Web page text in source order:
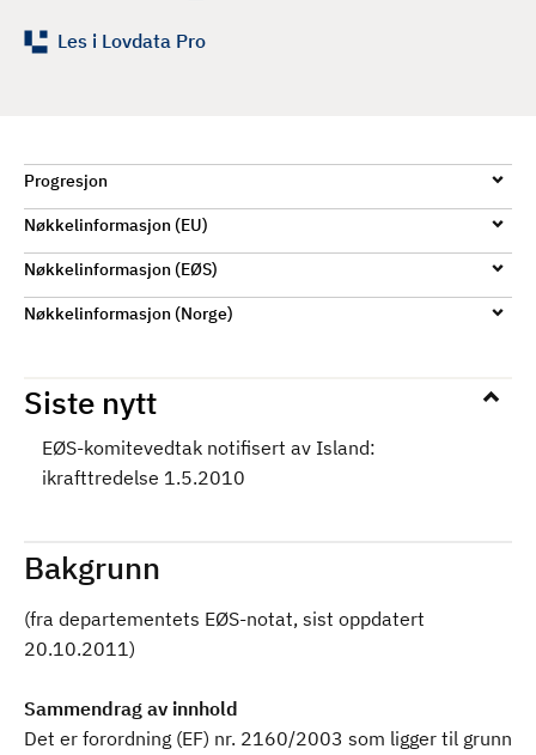
Les i Lovdata Pro
Progresjon
Nøkkelinformasjon (EU)
Nøkkelinformasjon (EØS)
Nøkkelinformasjon (Norge)
Siste nytt
EØS-komitevedtak notifisert av Island:
ikrafttredelse 1.5.2010
Bakgrunn
(fra departementets EØS-notat, sist oppdatert
20.10.2011)
Sammendrag av innhold
Det er forordning (EF) nr. 2160/2003 som ligger til grunn